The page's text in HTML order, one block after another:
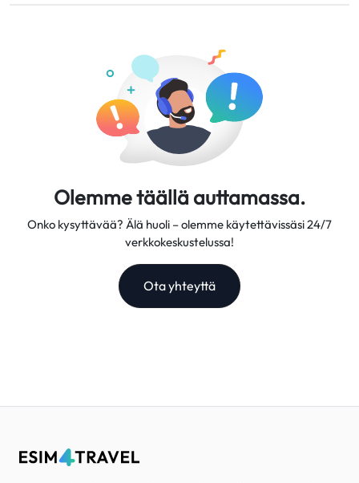
Olemme täällä auttamassa.
Onko kysyttävää? Älä huoli – olemme käytettävissäsi 24/7
verkkokeskustelussa!
Ota yhteyttä